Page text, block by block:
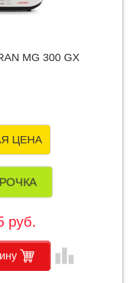
MG 300 GX
ЦЕНА
руб.
leaderboard